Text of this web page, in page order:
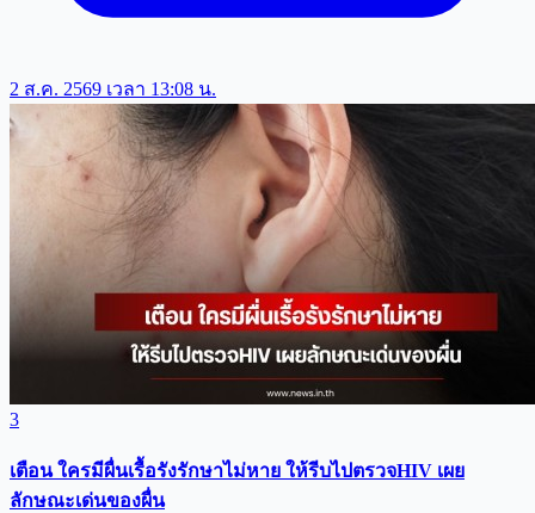
2 ส.ค. 2569 เวลา 13:08 น.
3
เตือน ใครมีผื่นเรื้อรังรักษาไม่หาย ให้รีบไปตรวจHIV เผย
ลักษณะเด่นของผื่น